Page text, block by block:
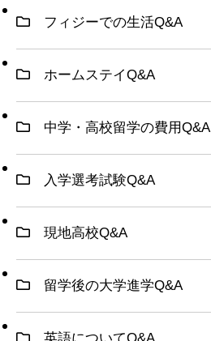
フィジーでの生活Q&A
ホームステイQ&A
中学・高校留学の費用Q&A
入学選考試験Q&A
現地高校Q&A
留学後の大学進学Q&A